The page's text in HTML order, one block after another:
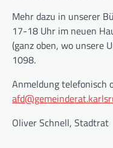
Mehr dazu in unserer
17-18 Uhr im neuen
(ganz oben, wo unsere
1098.
Anmeldung telefonisch
Oliver Schnell, Stadtrat